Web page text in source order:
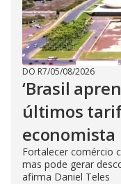
DO R7/05/08/2026
‘Brasil
últimos
economista
Fortalecer comércio
mas pode gerar
afirma Daniel Teles